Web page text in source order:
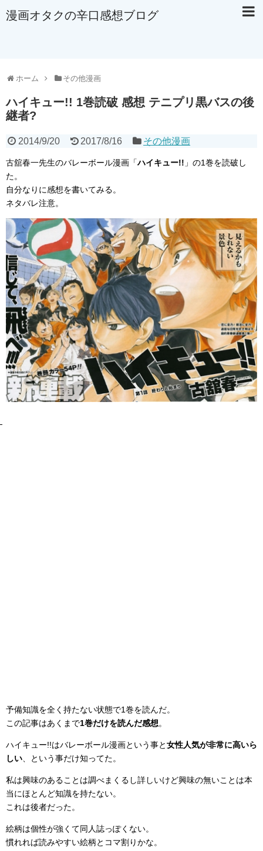
漫画オタクの辛口感想ブログ
ホーム その他漫画
ハイキュー!! 1巻読破 感想 テニプリ黒バスの後
継者?
2014/9/20 2017/8/16 その他漫画
古舘春一先生のバレーボール漫画「ハイキュー!! 」の1巻を読破し
た。
自分なりに感想を書いてみる。
ネタバレ注意。
予備知識を全く持たない状態で1巻を読んだ。
この記事はあくまで1巻だけを読んだ感想。
ハイキュー!!はバレーボール漫画という事と女性人気が非常に高いら
しい 、という事だけ知ってた。
私は興味のあることは調べまくるし詳しいけど興味の無いことは本
当にほとんど知識を持たない。
これは後者だった。
絵柄は個性が強くて同人誌っぽくない。
慣れれば読みやすい絵柄とコマ割りかな。